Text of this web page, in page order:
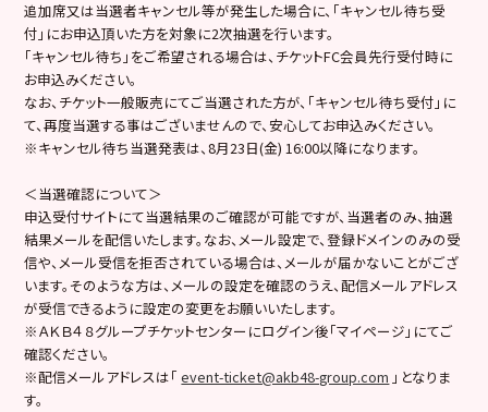
追加席又は当選者キャンセル等が発生した場合に、「キャンセル待ち受
付」にお申込頂いた方を対象に2次抽選を行います。
「キャンセル待ち」をご希望される場合は、チケットFC会員先行受付時に
お申込みください。
なお、チケット一般販売にてご当選された方が、「キャンセル待ち受付」に
て、再度当選する事はございませんので、安心してお申込みください。
※キャンセル待ち当選発表は、8月23日(金) 16:00以降になります。
＜当選確認について＞
申込受付サイトにて当選結果のご確認が可能ですが、当選者のみ、抽選
結果メールを配信いたします。なお、メール設定で、登録ドメインのみの受
信や、メール受信を拒否されている場合は、メールが届かないことがござ
います。そのような方は、メールの設定を確認のうえ、配信メールアドレス
が受信できるように設定の変更をお願いいたします。
※ＡＫＢ４８グループチケットセンターにログイン後「マイページ」にてご
確認ください。
※配信メールアドレスは「event-ticket@akb48-group.com 」となりま
す。